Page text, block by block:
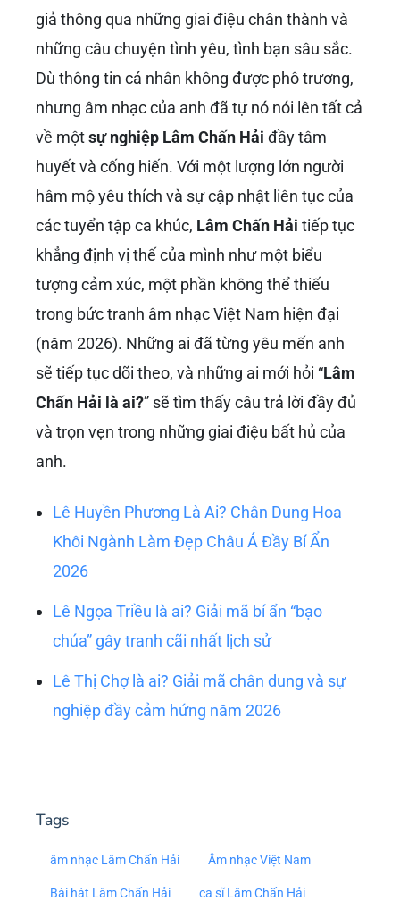
giả thông qua những giai điệu chân thành và
những câu chuyện tình yêu, tình bạn sâu sắc.
Dù thông tin cá nhân không được phô trương,
nhưng âm nhạc của anh đã tự nó nói lên tất cả
về mộtsự nghiệp Lâm Chấn Hải đầy tâm
huyết và cống hiến. Với một lượng lớn người
hâm mộ yêu thích và sự cập nhật liên tục của
các tuyển tập ca khúc, Lâm Chấn Hải tiếp tục
khẳng định vị thế của mình như một biểu
tượng cảm xúc, một phần không thể thiếu
trong bức tranh âm nhạc Việt Nam hiện đại
(năm 2026). Những ai đã từng yêu mến anh
sẽ tiếp tục dõi theo, và những ai mới hỏi “Lâm
Chấn Hải là ai?” sẽ tìm thấy câu trả lời đầy đủ
và trọn vẹn trong những giai điệu bất hủ của
anh.
Lê Huyền Phương Là Ai? Chân Dung Hoa
Khôi Ngành Làm Đẹp Châu Á Đầy Bí Ẩn
2026
Lê Ngọa Triều là ai? Giải mã bí ẩn “bạo
chúa” gây tranh cãi nhất lịch sử
Lê Thị Chợ là ai? Giải mã chân dung và sự
nghiệp đầy cảm hứng năm 2026
Tags
âm nhạc Lâm Chấn Hải Âm nhạc Việt Nam
Bài hát Lâm Chấn Hải ca sĩ Lâm Chấn Hải